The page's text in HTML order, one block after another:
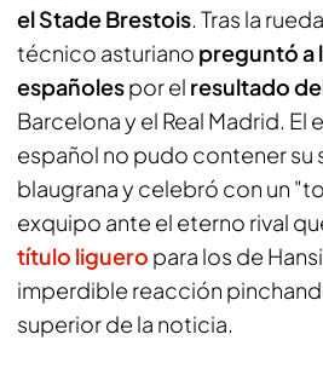
el Stade Brestois. Tras la
técnico asturiano preguntó a
españolespor el resultado
Barcelona y el Real Madrid.
español no pudo contener su
blaugrana y celebró con un
exquipo ante el eterno rival
título liguero para los de
imperdible reacción
superior de la noticia.